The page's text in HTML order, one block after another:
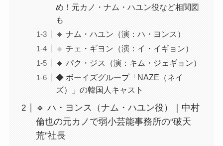
め！元カノ・ナム・ハユン役など相関図
も
🔸 ナム・ハユン（演：ハ・ヨンス）
🔸 チェ・ギヨン（演：イ・イギョン）
🔸 パク・ジス（演：キム・ジェギョン）
◆ ボーイズグループ「NAZE（ネイ
ズ）」の韓国人キャスト
🔹 ハ・ヨンス（ナム・ハユン役）｜中村
倫也の元カノで弱小芸能事務所の“破天
荒”社長